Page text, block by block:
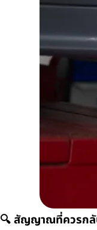
🔍 สัญญาณที่ควรกลั